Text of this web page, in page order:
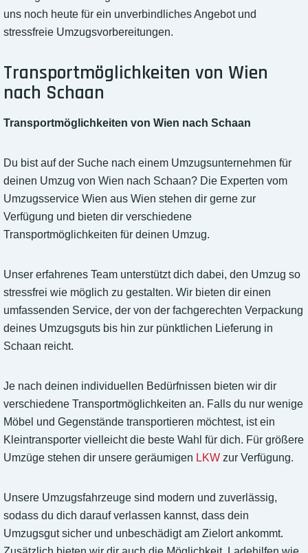
uns noch heute für ein unverbindliches Angebot und
stressfreie Umzugsvorbereitungen.
Transportmöglichkeiten von Wien
nach Schaan
Transportmöglichkeiten von Wien nach Schaan
Du bist auf der Suche nach einem Umzugsunternehmen für
deinen Umzug von Wien nach Schaan? Die Experten vom
Umzugsservice Wien aus Wien stehen dir gerne zur
Verfügung und bieten dir verschiedene
Transportmöglichkeiten für deinen Umzug.
Unser erfahrenes Team unterstützt dich dabei, den Umzug so
stressfrei wie möglich zu gestalten. Wir bieten dir einen
umfassenden Service, der von der fachgerechten Verpackung
deines Umzugsguts bis hin zur pünktlichen Lieferung in
Schaan reicht.
Je nach deinen individuellen Bedürfnissen bieten wir dir
verschiedene Transportmöglichkeiten an. Falls du nur wenige
Möbel und Gegenstände transportieren möchtest, ist ein
Kleintransporter vielleicht die beste Wahl für dich. Für größere
Umzüge stehen dir unsere geräumigen LKW zur Verfügung.
Unsere Umzugsfahrzeuge sind modern und zuverlässig,
sodass du dich darauf verlassen kannst, dass dein
Umzugsgut sicher und unbeschädigt am Zielort ankommt.